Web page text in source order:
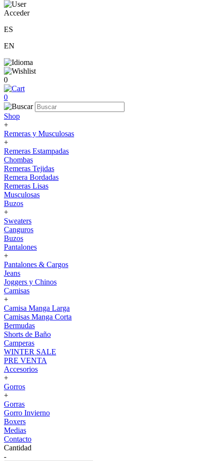
Acceder
ES
EN
0
0
Shop
+
Remeras y Musculosas
+
Remeras Estampadas
Chombas
Remeras Tejidas
Remera Bordadas
Remeras Lisas
Musculosas
Buzos
+
Sweaters
Canguros
Buzos
Pantalones
+
Pantalones & Cargos
Jeans
Joggers y Chinos
Camisas
+
Camisa Manga Larga
Camisas Manga Corta
Bermudas
Shorts de Baño
Camperas
WINTER SALE
PRE VENTA
Accesorios
+
Gorros
+
Gorras
Gorro Invierno
Boxers
Medias
Contacto
Cantidad
-